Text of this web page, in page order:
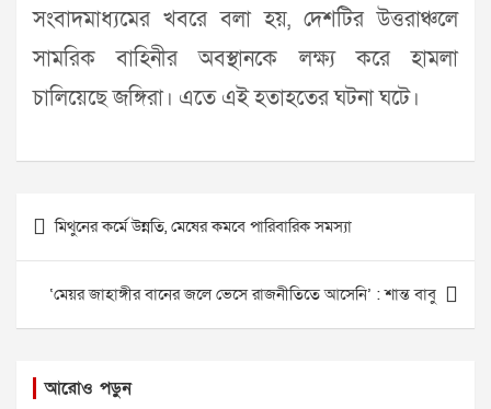
সংবাদমাধ্যমের খবরে বলা হয়, দেশটির উত্তরাঞ্চলে
সামরিক বাহিনীর অবস্থানকে লক্ষ্য করে হামলা
চালিয়েছে জঙ্গিরা। এতে এই হতাহতের ঘটনা ঘটে।
Post
navigation
মিথুনের কর্মে উন্নতি, মেষের কমবে পারিবারিক সমস্যা
‘মেয়র জাহাঙ্গীর বানের জলে ভেসে রাজনীতিতে আসেনি’ : শান্ত বাবু
আরোও পড়ুন